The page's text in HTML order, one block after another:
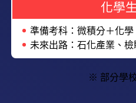
化學
準備考科：微積分＋化學
未來出路：石化產業、
※ 部分學